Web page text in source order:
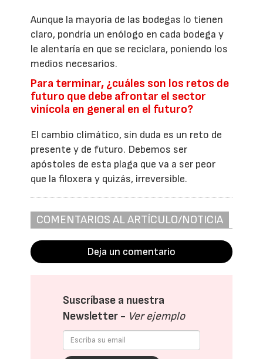
Aunque la mayoría de las bodegas lo tienen
claro, pondría un enólogo en cada bodega y
le alentaría en que se reciclara, poniendo los
medios necesarios.
Para terminar, ¿cuáles son los retos de
futuro que debe afrontar el sector
vinícola en general en el futuro?
El cambio climático, sin duda es un reto de
presente y de futuro. Debemos ser
apóstoles de esta plaga que va a ser peor
que la filoxera y quizás, irreversible.
COMENTARIOS AL ARTÍCULO/NOTICIA
Deja un comentario
Suscríbase a nuestra
Newsletter - Ver ejemplo